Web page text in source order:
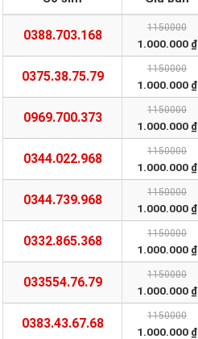
0388.703.168 1150000
1.000.000 ₫
0375.38.75.79 1150000
1.000.000 ₫
0969.700.373 1150000
1.000.000 ₫
0344.022.968 1150000
1.000.000 ₫
0344.739.968 1150000
1.000.000 ₫
0332.865.368 1150000
1.000.000 ₫
033554.76.79 1150000
1.000.000 ₫
0383.43.67.68 1150000
1.000.000 ₫